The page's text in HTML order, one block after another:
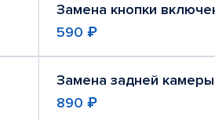
Замена кнопки
590 ₽
Замена задней камеры
890 ₽